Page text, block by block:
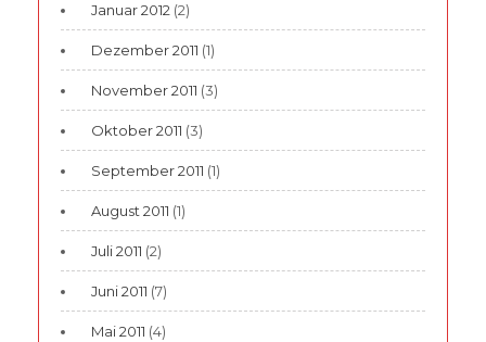
Januar 2012 (2)
Dezember 2011 (1)
November 2011 (3)
Oktober 2011 (3)
September 2011 (1)
August 2011 (1)
Juli 2011 (2)
Juni 2011 (7)
Mai 2011 (4)